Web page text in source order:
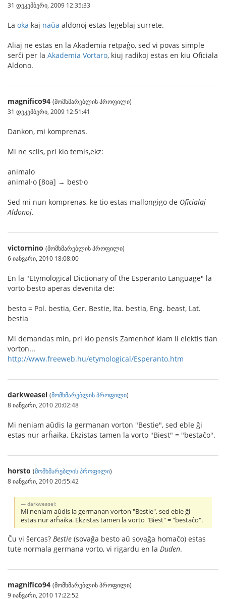
31 დეკემბერი, 2009 12:35:33
La oka kaj naŭa aldonoj estas legeblaj surrete.
Aliaj ne estas en la Akademia retpaĝo, sed vi povas simple
serĉi per la Akademia Vortaro, kiuj radikoj estas en kiu Oficiala
Aldono.
magnifico94 (მომხმარებლის პროფილი)
31 დეკემბერი, 2009 12:51:41
Dankon, mi komprenas.
Mi ne sciis, pri kio temis,ekz:
animalo
animal·o [8oa] → best·o
Sed mi nun komprenas, ke tio estas mallongigo de Oficialaj
Aldonoj.
victornino (მომხმარებლის პროფილი)
6 იანვარი, 2010 18:08:00
En la "Etymological Dictionary of the Esperanto Language" la
vorto besto aperas devenita de:
besto = Pol. bestia, Ger. Bestie, Ita. bestia, Eng. beast, Lat.
bestia
Mi demandas min, pri kio pensis Zamenhof kiam li elektis tian
vorton...
http://www.freeweb.hu/etymological/Esperanto.htm
darkweasel (მომხმარებლის პროფილი)
8 იანვარი, 2010 20:02:48
Mi neniam aŭdis la germanan vorton "Bestie", sed eble ĝi
estas nur arĥaika. Ekzistas tamen la vorto "Biest" = "bestaĉo".
horsto (მომხმარებლის პროფილი)
8 იანვარი, 2010 20:55:42
darkweasel:
Mi neniam aŭdis la germanan vorton "Bestie", sed eble ĝi
estas nur arĥaika. Ekzistas tamen la vorto "Biest" = "bestaĉo".
Ĉu vi ŝercas? Bestie (sovaĝa besto aŭ sovaĝa homaĉo) estas
tute normala germana vorto, vi rigardu en la Duden.
magnifico94 (მომხმარებლის პროფილი)
9 იანვარი, 2010 17:22:52